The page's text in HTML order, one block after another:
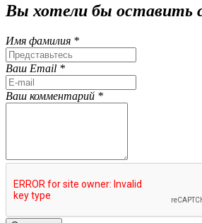
Вы хотели бы оставить
Имя фамилия *
Ваш Email *
Ваш комментарий *